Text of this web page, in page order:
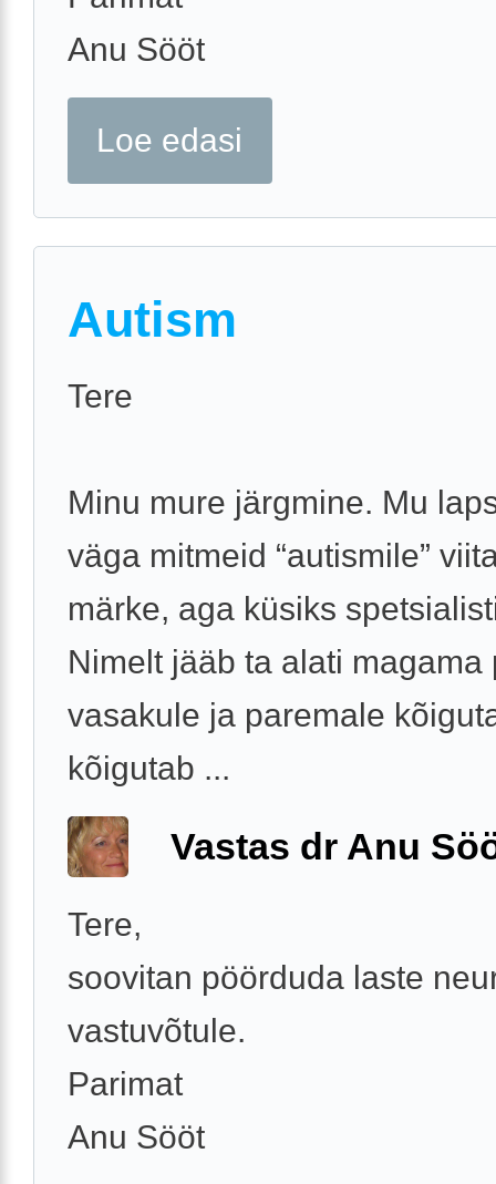
Anu Sööt
Loe edasi
Autism
Tere
Minu mure järgmine. Mu
väga mitmeid “autismile”
märke, aga küsiks
Nimelt jääb ta alati magama
vasakule ja paremale
kõigutab ...
Vastas dr Anu
Tere,
soovitan pöörduda laste
vastuvõtule.
Parimat
Anu Sööt